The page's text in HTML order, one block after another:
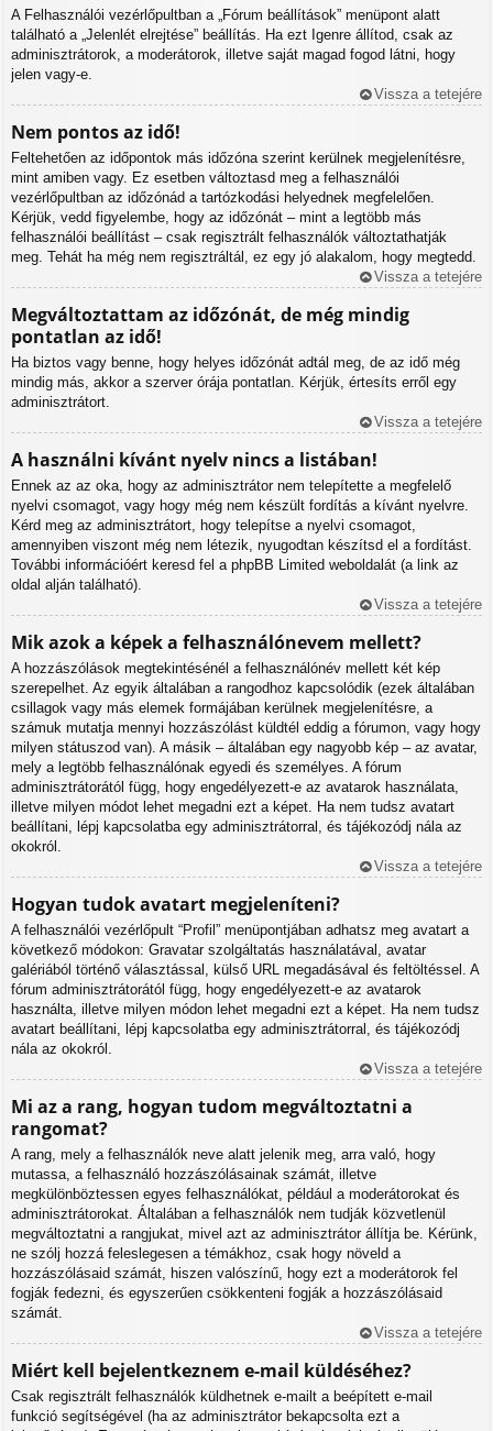
A Felhasználói vezérlőpultban a „Fórum beállítások” menüpont alatt
található a „Jelenlét elrejtése” beállítás. Ha ezt Igenre állítod, csak az
adminisztrátorok, a moderátorok, illetve saját magad fogod látni, hogy
jelen vagy-e.
Vissza a tetejére
Nem pontos az idő!
Feltehetően az időpontok más időzóna szerint kerülnek megjelenítésre,
mint amiben vagy. Ez esetben változtasd meg a felhasználói
vezérlőpultban az időzónád a tartózkodási helyednek megfelelően.
Kérjük, vedd figyelembe, hogy az időzónát – mint a legtöbb más
felhasználói beállítást – csak regisztrált felhasználók változtathatják
meg. Tehát ha még nem regisztráltál, ez egy jó alakalom, hogy megtedd.
Vissza a tetejére
Megváltoztattam az időzónát, de még mindig
pontatlan az idő!
Ha biztos vagy benne, hogy helyes időzónát adtál meg, de az idő még
mindig más, akkor a szerver órája pontatlan. Kérjük, értesíts erről egy
adminisztrátort.
Vissza a tetejére
A használni kívánt nyelv nincs a listában!
Ennek az az oka, hogy az adminisztrátor nem telepítette a megfelelő
nyelvi csomagot, vagy hogy még nem készült fordítás a kívánt nyelvre.
Kérd meg az adminisztrátort, hogy telepítse a nyelvi csomagot,
amennyiben viszont még nem létezik, nyugodtan készítsd el a fordítást.
További információért keresd fel a phpBB Limited weboldalát (a link az
oldal alján található).
Vissza a tetejére
Mik azok a képek a felhasználónevem mellett?
A hozzászólások megtekintésénél a felhasználónév mellett két kép
szerepelhet. Az egyik általában a rangodhoz kapcsolódik (ezek általában
csillagok vagy más elemek formájában kerülnek megjelenítésre, a
számuk mutatja mennyi hozzászólást küldtél eddig a fórumon, vagy hogy
milyen státuszod van). A másik – általában egy nagyobb kép – az avatar,
mely a legtöbb felhasználónak egyedi és személyes. A fórum
adminisztrátorától függ, hogy engedélyezett-e az avatarok használata,
illetve milyen módot lehet megadni ezt a képet. Ha nem tudsz avatart
beállítani, lépj kapcsolatba egy adminisztrátorral, és tájékozódj nála az
okokról.
Vissza a tetejére
Hogyan tudok avatart megjeleníteni?
A felhasználói vezérlőpult “Profil” menüpontjában adhatsz meg avatart a
következő módokon: Gravatar szolgáltatás használatával, avatar
galériából történő választással, külső URL megadásával és feltöltéssel. A
fórum adminisztrátorától függ, hogy engedélyezett-e az avatarok
használta, illetve milyen módon lehet megadni ezt a képet. Ha nem tudsz
avatart beállítani, lépj kapcsolatba egy adminisztrátorral, és tájékozódj
nála az okokról.
Vissza a tetejére
Mi az a rang, hogyan tudom megváltoztatni a
rangomat?
A rang, mely a felhasználók neve alatt jelenik meg, arra való, hogy
mutassa, a felhasználó hozzászólásainak számát, illetve
megkülönböztessen egyes felhasználókat, például a moderátorokat és
adminisztrátorokat. Általában a felhasználók nem tudják közvetlenül
megváltoztatni a rangjukat, mivel azt az adminisztrátor állítja be. Kérünk,
ne szólj hozzá feleslegesen a témákhoz, csak hogy növeld a
hozzászólásaid számát, hiszen valószínű, hogy ezt a moderátorok fel
fogják fedezni, és egyszerűen csökkenteni fogják a hozzászólásaid
számát.
Vissza a tetejére
Miért kell bejelentkeznem e-mail küldéséhez?
Csak regisztrált felhasználók küldhetnek e-mailt a beépített e-mail
funkció segítségével (ha az adminisztrátor bekapcsolta ezt a